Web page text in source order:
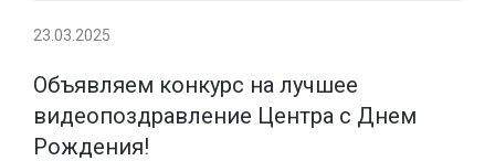
23.03.2025
Объявляем конкурс на лучшее
видеопоздравление Центра с Днем
Рождения!